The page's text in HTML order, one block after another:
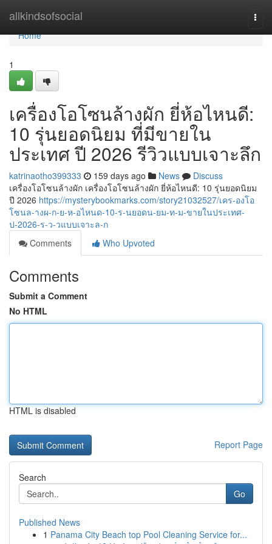
allkindsofsocial
Home
Home
1
เครื่องโอโซนล้างผัก ยี่ห้อไหนดี:
10 รุ่นยอดนิยม ที่มีขายใน
ประเทศ ปี 2026 รีวิวแบบเจาะลึก
katrinaotho399333 159 days ago News
Discuss
เครื่องโอโซนล้างผัก เครื่องโอโซนล้างผัก ยี่ห้อไหนดี: 10 รุ่นยอดนิยม
ปี 2026 https://mysterybookmarks.com/story21032527/เคร-องโอ
โซนล-างผ-ก-ย-ห-อไหนด-10-ร-นยอดน-ยม-ท-ม-ขายในประเทศ-
ป-2026-ร-ว-วแบบเจาะล-ก
Comments
Who Upvoted
Comments
Submit a Comment
No HTML
HTML is disabled
Report Page
Search
Go
Published News
1 Panama City Beach top Pool Cleaning Service for...